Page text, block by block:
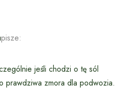
pisze:
jeśli chodzi o tę sól
prawdziwa zmora dla podwozia.